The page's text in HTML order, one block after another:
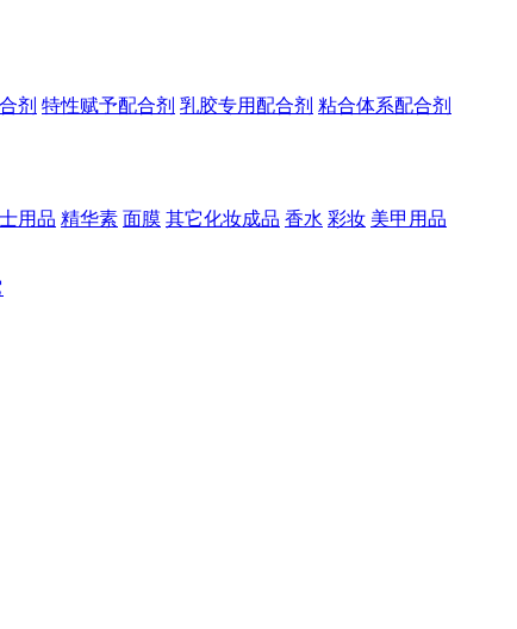
剂 特性赋予配合剂 乳胶专用配合剂 粘合体系配合剂
用品 精华素 面膜 其它化妆成品 香水 彩妆 美甲用品